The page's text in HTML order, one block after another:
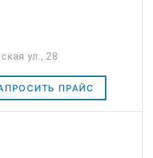
ул., 28
ПРАЙС